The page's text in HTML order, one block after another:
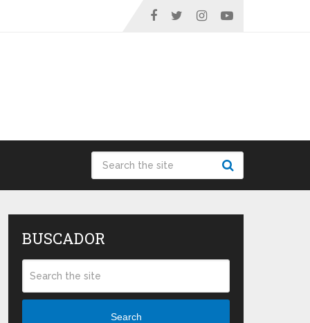
BUSCADOR
Search